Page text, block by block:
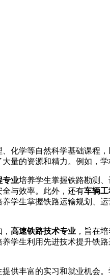
化学等自然科学基础课程
的资源和精力。例如，
专业培养学生掌握铁路勘测
与效率。此外，还有车辆
养学生掌握铁路运输规划、
高速铁路技术专业 ，旨在
学生利用先进技术提升铁
供丰富的实习和就业机会